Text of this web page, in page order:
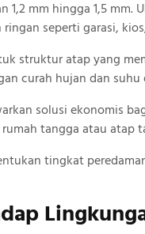
1,2 mm hingga 1,5 mm.
seperti garasi,
struktur atap yang
curah hujan dan suhu
solusi ekonomis
tangga atau atap
tingkat